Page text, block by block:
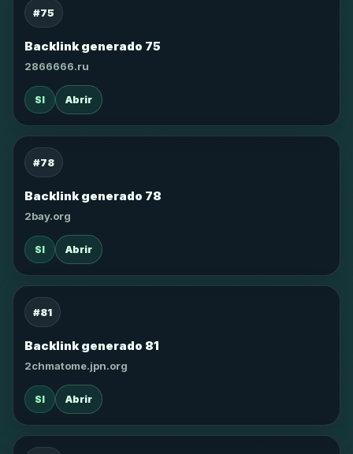
#75
Backlink generado 75
2866666.ru
SI Abrir
#78
Backlink generado 78
2bay.org
SI Abrir
#81
Backlink generado 81
2chmatome.jpn.org
SI Abrir